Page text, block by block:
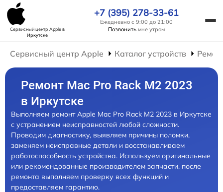
Сервисный центр Appleв
Иркутске
+7 (395) 278-33-61
Ежедневно с 9:00 до 21:00
Позвонить мне утром
Сервисный центр Apple Каталог устройств
Ремонт Mac Pro Rack M2 2023
в Иркутске
Выполняем ремонт Apple Mac Pro Rack M2 2023 в Иркутске
с устранением неисправностей любой сложности.
Проводим диагностику, выявляем причины поломки,
заменяем неисправные детали и восстанавливаем
работоспособность устройства. Используем оригинальные
или рекомендованные производителем запчасти, после
ремонта выполняем проверку всех функций и
предоставляем гарантию.